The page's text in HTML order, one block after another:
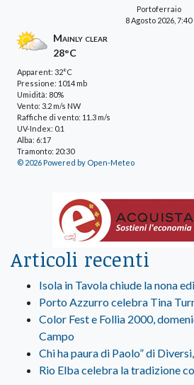
Portoferraio
8 Agosto 2026, 7:40
Mainly clear
28°C
Apparent: 32°C
Pressione: 1014 mb
Umidità: 80%
Vento: 3.2 m/s NW
Raffiche di vento: 11.3 m/s
UV-Index: 0.1
Alba: 6:17
Tramonto: 20:30
© 2026 Powered by Open-Meteo
Articoli recenti
Isola in Tavola chiude la nona
Porto Azzurro celebra Tina
Color Fest e Follia 2000,
Campo
Chi ha paura di Paolo” di
Rio Elba celebra la tradizione